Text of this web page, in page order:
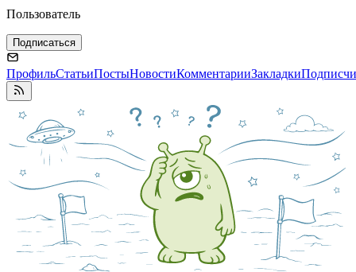
Пользователь
Подписаться
ПрофильСтатьиПостыНовостиКомментарииЗакладки